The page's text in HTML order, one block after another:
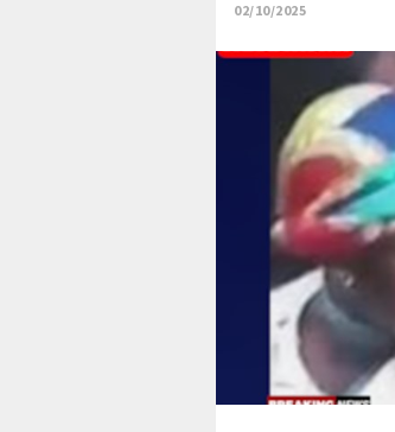
02/10/2025